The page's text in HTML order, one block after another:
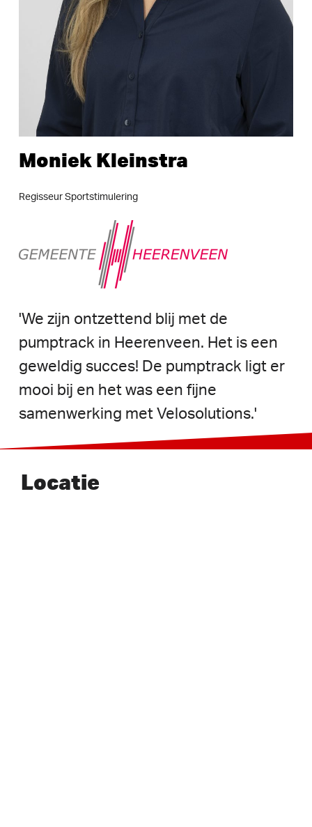
MoniekKleinstra
Regisseur Sportstimulering
'We zijn ontzettend blij met de
pumptrack in Heerenveen. Het is een
geweldig succes! De pumptrack ligt er
mooi bij en het was een fijne
samenwerking met Velosolutions.'
Locatie